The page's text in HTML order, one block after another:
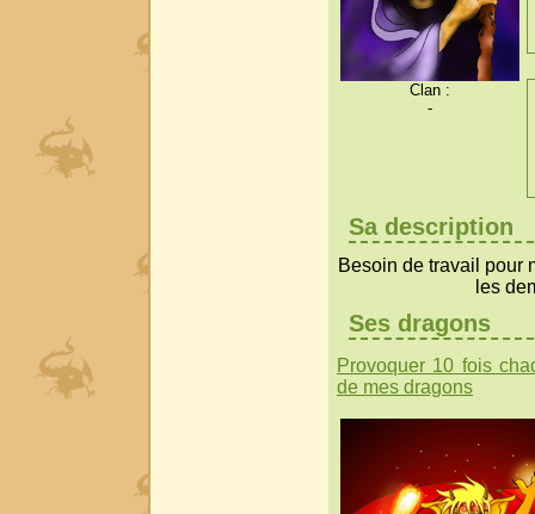
Clan :
-
Sa description
Besoin de travail pour
les
Ses dragons
Provoquer 10 fois
de mes dragons